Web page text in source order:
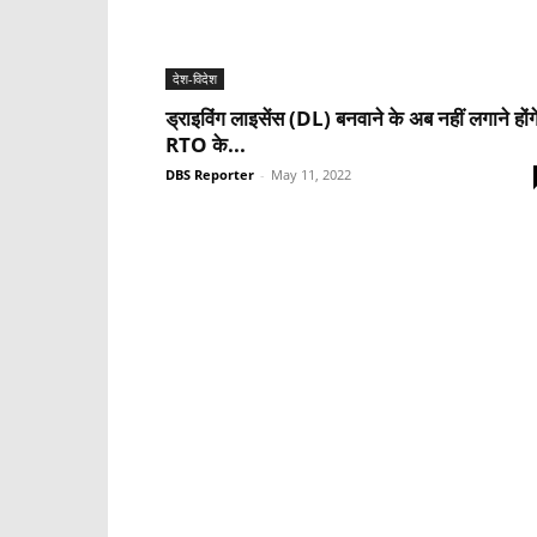
देश-विदेश
ड्राइविंग लाइसेंस (DL) बनवाने के अब नहीं लगाने
RTO के...
DBS Reporter - May 11, 2022